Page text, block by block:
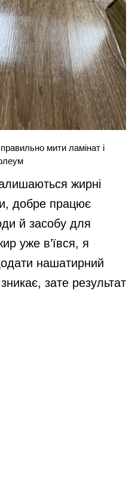
мити ламінат і
жирні
добре працює
й засобу для
уже в’ївся, я
нашатирний
зате результат